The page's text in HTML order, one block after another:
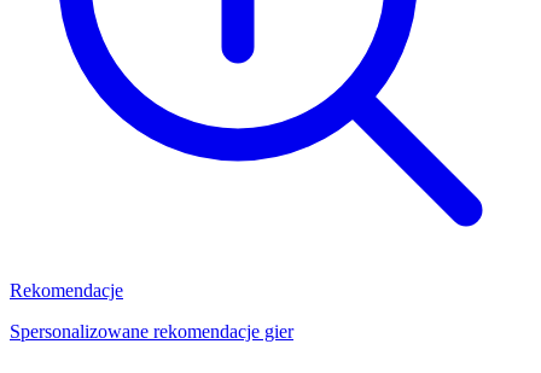
Rekomendacje
Spersonalizowane rekomendacje gier